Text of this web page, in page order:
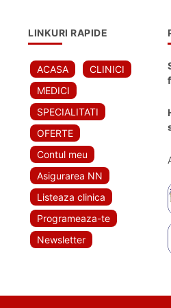
LINKURI RAPIDE
ACASA
CLINICI
MEDICI
SPECIALITATI
OFERTE
Contul meu
Asigurarea NN
Listeaza clinica
Programeaza-te
Newsletter